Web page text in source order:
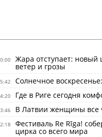
Жара отступает:
ветер и грозы
Солнечное
Где в Риге сегодня
В Латвии женщины все
Фестиваль Re Rīga!
цирка со всего мира